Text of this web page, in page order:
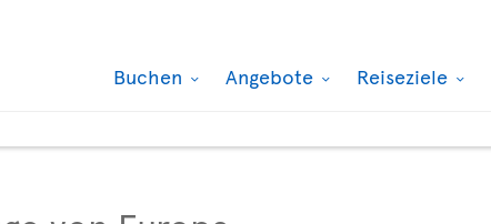
Buchen Angebote Reiseziele